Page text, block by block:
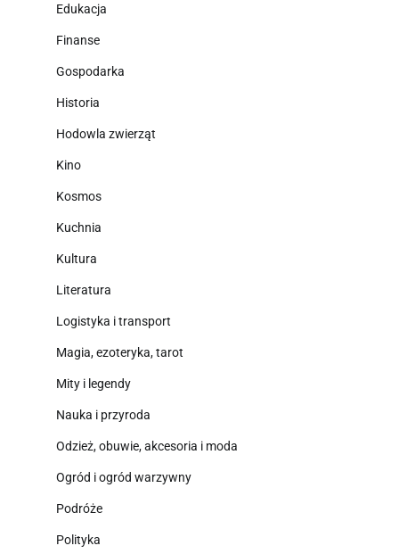
Edukacja
Finanse
Gospodarka
Historia
Hodowla zwierząt
Kino
Kosmos
Kuchnia
Kultura
Literatura
Logistyka i transport
Magia, ezoteryka, tarot
Mity i legendy
Nauka i przyroda
Odzież, obuwie, akcesoria i moda
Ogród i ogród warzywny
Podróże
Polityka